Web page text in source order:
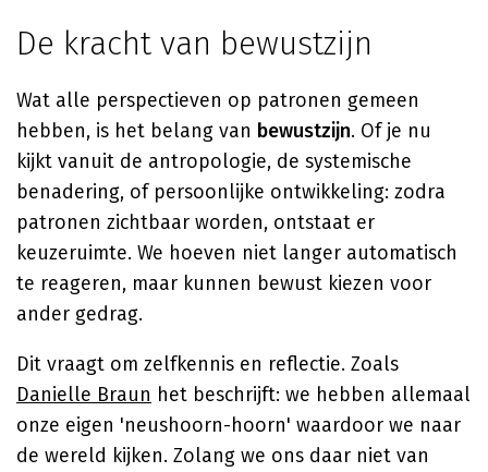
De kracht van bewustzijn
Wat alle perspectieven op patronen gemeen
hebben, is het belang van bewustzijn. Of je nu
kijkt vanuit de antropologie, de systemische
benadering, of persoonlijke ontwikkeling: zodra
patronen zichtbaar worden, ontstaat er
keuzeruimte. We hoeven niet langer automatisch
te reageren, maar kunnen bewust kiezen voor
ander gedrag.
Dit vraagt om zelfkennis en reflectie. Zoals
Danielle Braun het beschrijft: we hebben allemaal
onze eigen 'neushoorn-hoorn' waardoor we naar
de wereld kijken. Zolang we ons daar niet van